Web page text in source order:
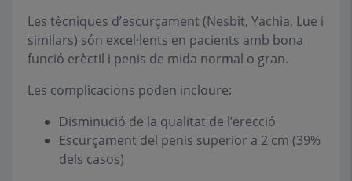
Les tècniques d’escurçament (Nesbit, Yachia, Lue i
similars) són excel·lents en pacients amb bona
funció erèctil i penis de mida normal o gran.
Les complicacions poden incloure:
Disminució de la qualitat de l’erecció
Escurçament del penis superior a 2 cm (39%
dels casos)